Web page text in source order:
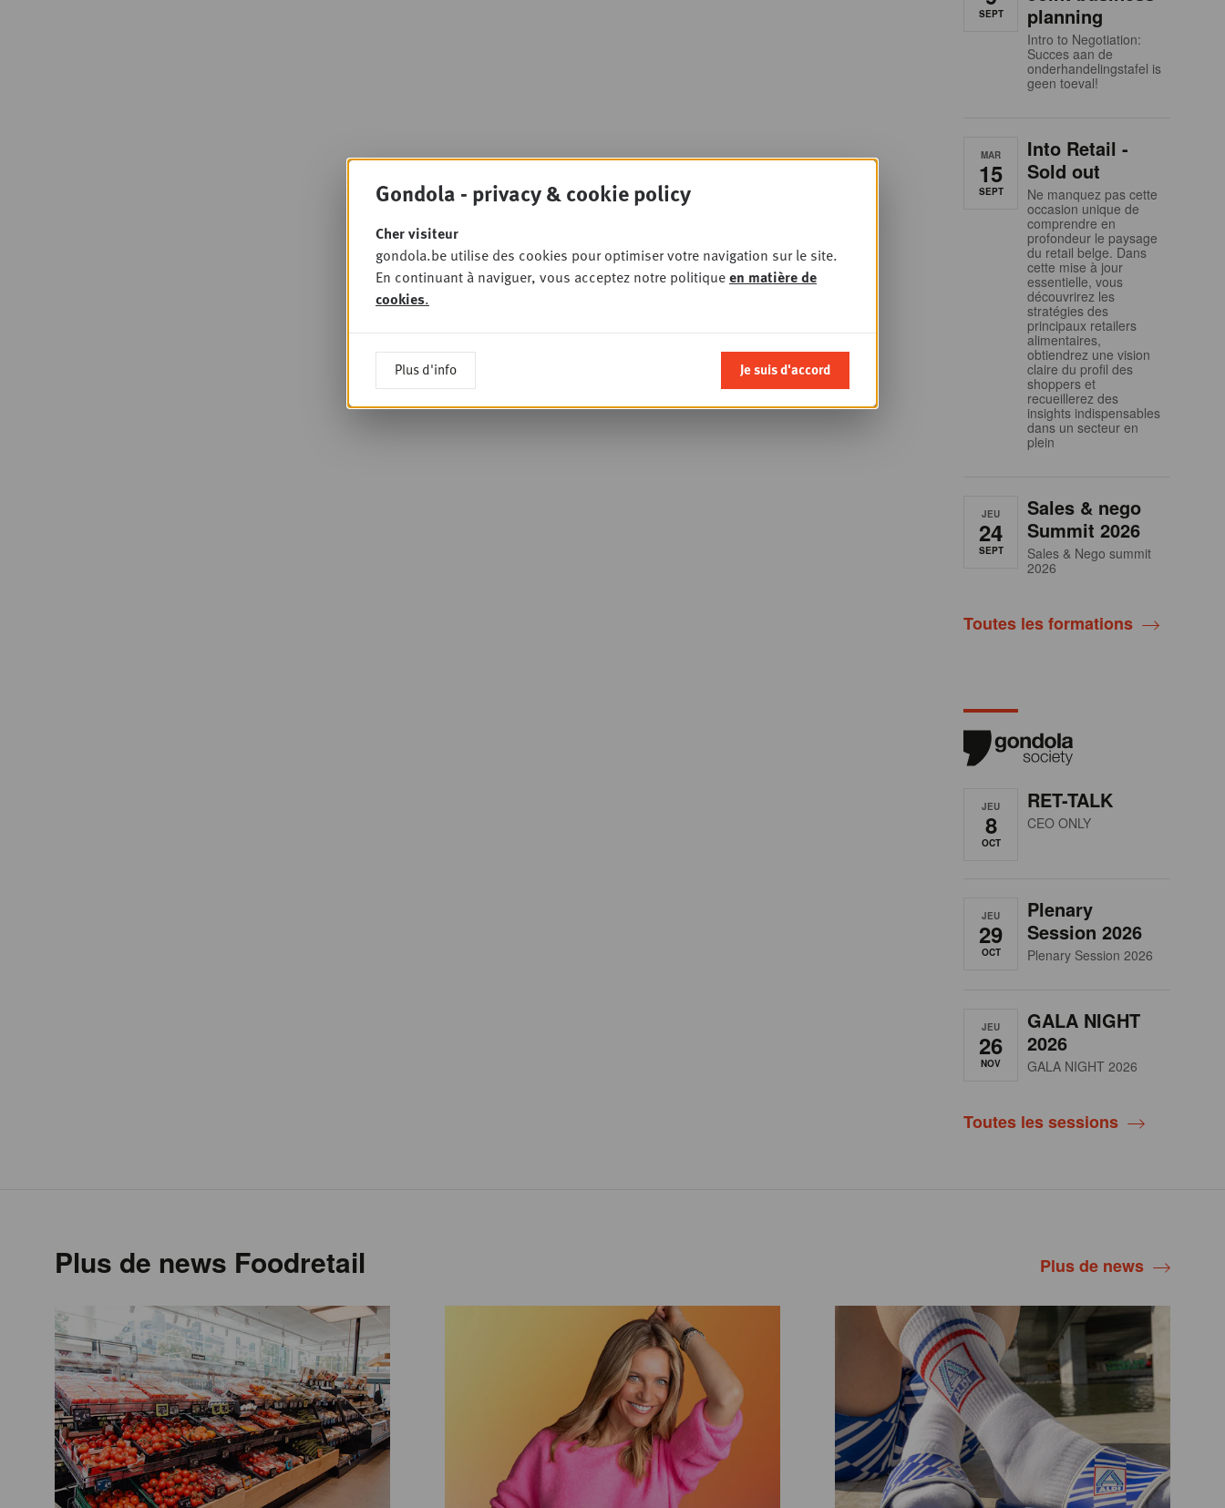
SEPT
planning
Intro to Negotiation:
Succes aan de
onderhandelingstafel is
geen toeval!
MAR
15
SEPT
Into Retail -
Sold out
Ne manquez pas cette
occasion unique de
comprendre en
profondeur le paysage
du retail belge. Dans
cette mise à jour
essentielle, vous
découvrirez les
stratégies des
principaux retailers
alimentaires,
obtiendrez une vision
claire du profil des
shoppers et
recueillerez des
insights indispensables
dans un secteur en
plein
JEU
24
SEPT
Sales & nego
Summit 2026
Sales & Nego summit
2026
Toutes les formations
JEU
8
OCT
RET-TALK
CEO ONLY
JEU
29
OCT
Plenary
Session 2026
Plenary Session 2026
JEU
26
NOV
GALA NIGHT
2026
GALA NIGHT 2026
Toutes les sessions
Plus de news Foodretail Plus de news
Gondola - privacy & cookie policy
Cher visiteur
gondola.be utilise des cookies pour optimiser votre navigation sur le site.
En continuant à naviguer, vous acceptez notre politiqueen matière de
cookies.
Plus d'info Je suis d'accord